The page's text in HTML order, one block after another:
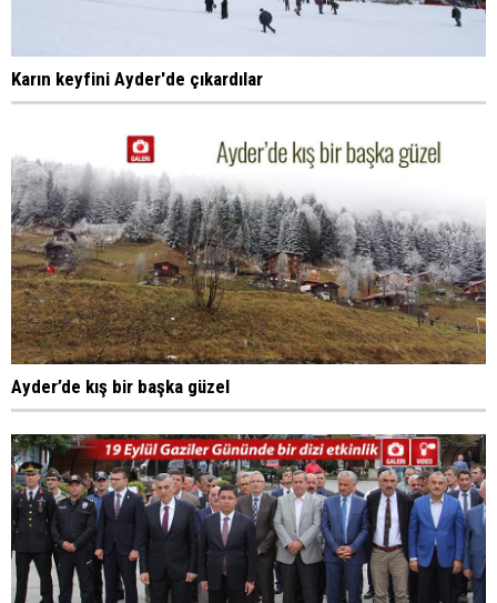
Karın keyfini Ayder'de çıkardılar
Ayder’de kış bir başka güzel